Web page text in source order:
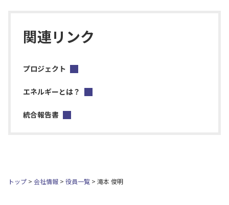
関連リンク
プロジェクト
エネルギーとは？
統合報告書
トップ 会社情報 役員一覧 滝本 俊明